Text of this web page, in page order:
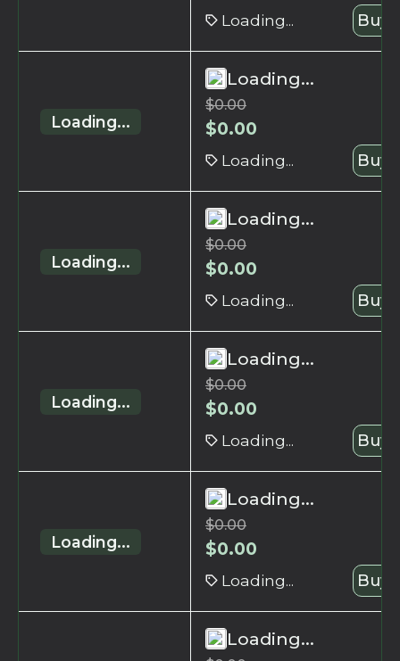
Loading... Buy
Loading...
Loading...
$0.00
$0.00
Loading... Buy
Loading...
Loading...
$0.00
$0.00
Loading... Buy
Loading...
Loading...
$0.00
$0.00
Loading... Buy
Loading...
Loading...
$0.00
$0.00
Loading... Buy
Loading...